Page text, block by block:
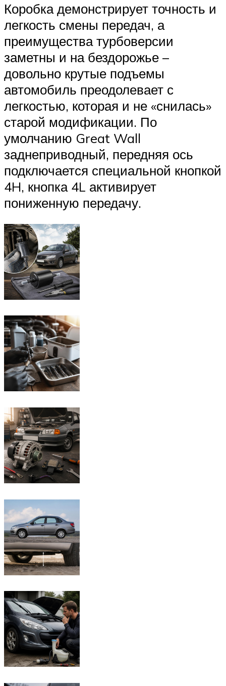
Коробка демонстрирует точность и
легкость смены передач, а
преимущества турбоверсии
заметны и на бездорожье –
довольно крутые подъемы
автомобиль преодолевает с
легкостью, которая и не «снилась»
старой модификации. По
умолчанию Great Wall
заднеприводный, передняя ось
подключается специальной кнопкой
4H, кнопка 4L активирует
пониженную передачу.